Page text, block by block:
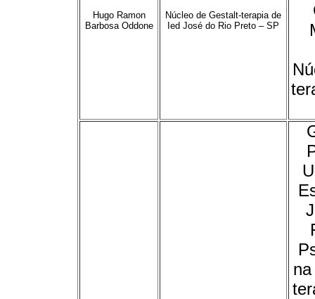
Hugo Ramon
Barbosa Oddone
Núcleo de Gestalt-terapia de
Ied José do Rio Preto – SP